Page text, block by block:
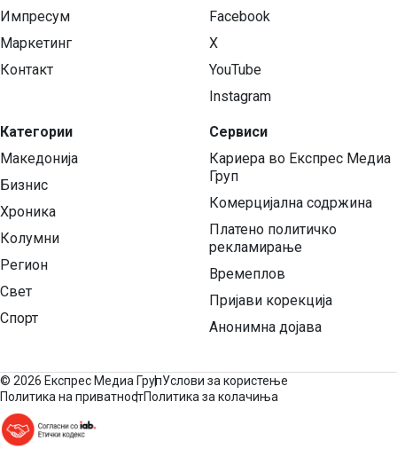
Импресум
Маркетинг
Контакт
Категории
Македонија
Бизнис
Хроника
Колумни
Регион
Свет
Спорт
Facebook
X
YouTube
Instagram
Сервиси
Кариера во Експрес Медиа
Груп
Комерцијална содржина
Платено политичко
рекламирање
Времеплов
Пријави корекција
Анонимна дојава
© 2026 Експрес Медиа ГрупУслови за користење
Политика на приватностПолитика за колачиња